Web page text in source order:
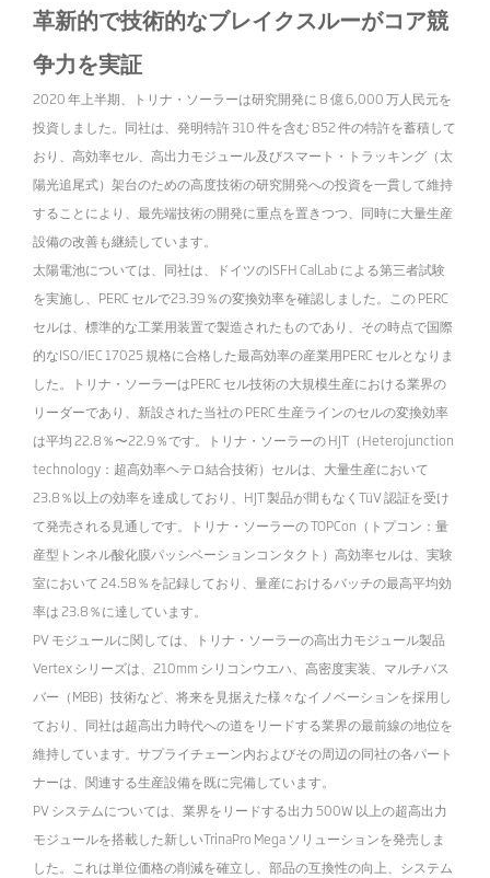
革新的で技術的なブレイクスルーがコア競
争力を実証
2020 年上半期、トリナ・ソーラーは研究開発に 8 億 6,000 万人民元を
投資しました。同社は、発明特許 310 件を含む 852 件の特許を蓄積して
おり、高効率セル、高出力モジュール及びスマート・トラッキング（太
陽光追尾式）架台のための高度技術の研究開発への投資を一貫して維持
することにより、最先端技術の開発に重点を置きつつ、同時に大量生産
設備の改善も継続しています。
太陽電池については、同社は、ドイツのISFH CalLab による第三者試験
を実施し、PERC セルで23.39％の変換効率を確認しました。この PERC
セルは、標準的な工業用装置で製造されたものであり、その時点で国際
的なISO/IEC 17025 規格に合格した最高効率の産業用PERC セルとなりま
した。トリナ・ソーラーはPERC セル技術の大規模生産における業界の
リーダーであり、新設された当社の PERC 生産ラインのセルの変換効率
は平均 22.8％〜22.9％です。トリナ・ソーラーの HJT（Heterojunction
technology：超高効率ヘテロ結合技術）セルは、大量生産において
23.8％以上の効率を達成しており、HJT 製品が間もなくTüV 認証を受け
て発売される見通しです。トリナ・ソーラーの TOPCon（トプコン：量
産型トンネル酸化膜パッシベーションコンタクト）高効率セルは、実験
室において 24.58％を記録しており、量産におけるバッチの最高平均効
率は 23.8％に達しています。
PV モジュールに関しては、トリナ・ソーラーの高出力モジュール製品
Vertex シリーズは、210mm シリコンウエハ、高密度実装、マルチバス
バー（MBB）技術など、将来を見据えた様々なイノベーションを採用し
ており、同社は超高出力時代への道をリードする業界の最前線の地位を
維持しています。サプライチェーン内およびその周辺の同社の各パート
ナーは、関連する生産設備を既に完備しています。
PV システムについては、業界をリードする出力 500W 以上の超高出力
モジュールを搭載した新しいTrinaPro Mega ソリューションを発売しま
した。これは単位価格の削減を確立し、部品の互換性の向上、システム